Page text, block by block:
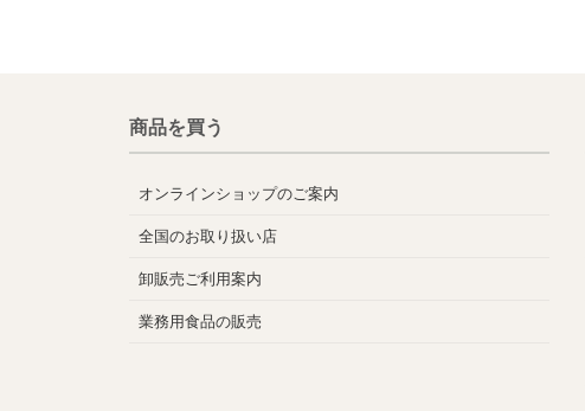
商品を買う
オンラインショップのご案内
全国のお取り扱い店
卸販売ご利用案内
業務用食品の販売